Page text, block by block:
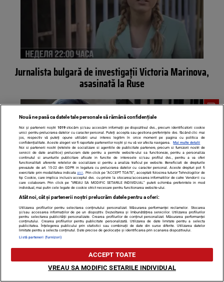
Jurnalista bulgară de investigații Victoria Marinova,
asasinată la Ruse
Un celebru magnat cu legături la București i-a comandat
un asasinat: ”Mi-a cerut să-l împușc cu capac pe…”
Nouă ne pasă ca datele tale personale să rămână confidențiale
Noi și partenerii noștri 1019stocăm și/sau accesăm informații pe dispozitivul dvs., precum identificatorii cookie
unici pentru prelucrarea datelor cu caracter personal. Puteți accepta sau gestiona preferințele dvs. făcând clic mai
jos, respectiv vă puteți opune utilizării unui interes legitim în orice moment pe pagina cu politica de
confidențialitate. Aceste alegeri vor fi raportate partenerilor noștri și nu vă vor afecta navigarea.
Mai multe detalii
Noi si partenerii nostri (retelele de socializare si agentiile de publicitate partenere, precum si furnizorii nostri de
servicii de date analitice) prelucram date pentru a permite website-ului sa functioneze, pentru a personaliza
continutul si anunturile publicitare afisate in functie de interesele si/sau profilul dvs., pentru a va oferi
functionalitati aferente retelelor de socializare si pentru a analiza traficul pe website. Beneficiati de drepturile
prevazute de art. 15-22 din GDPR in legatura cu prelucrarea datelor cu caracter personal. Aceste drepturi pot fi
exercitate prin modalitatea indicataaici . Prin click pe “ACCEPT TOATE”, acceptati folosirea tuturor Tehnologiilor de
tip Cookie, care implica inclusiv acceptul dvs. cu privire la stocarea/accesarea informatiilor de catre Vendor-ii cu
care colaboram. Prin click pe “VREAU SA MODIFIC SETARILE INDIVIDUAL” puteti schimba preferintele in mod
individual, mai putin cele legate de cookie strict necesare pentru functionarea website-ului.
Atât noi, cât și partenerii noștri prelucrăm datele pentru a oferi:
Utilizarea profilurilor pentru selectarea conținutului personalizat. Măsurarea performanței reclamelor. Stocarea
și/sau accesarea informațiilor de pe un dispozitiv. Dezvoltarea și îmbunătățirea serviciilor. Utilizarea profilurilor
pentru selectarea publicității personalizate. Crearea profilurilor de conținut personalizat. Măsurarea performanței
conținutului. Crearea profilurilor pentru publicitate personalizată. Utilizarea de date limitate pentru a selecta
publicitatea. Înțelegerea publicului prin statistici sau combinații de date din surse diferite. Utilizarea datelor
limitate pentru a selecta conținutul. Date precise de geolocație și identificarea prin scanarea dispozitivului.
Listă parteneri (furnizori)
ACCEPT TOATE
VREAU SA MODIFIC SETARILE INDIVIDUAL